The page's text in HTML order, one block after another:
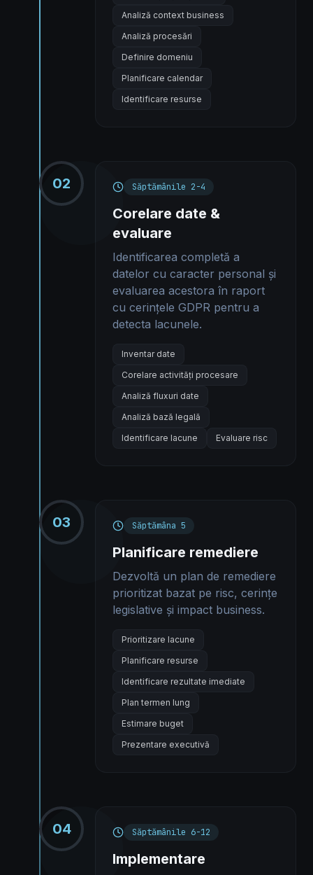
Analiză context business
Analiză procesări
Definire domeniu
Planificare calendar
Identificare resurse
02 Săptămânile 2-4
Corelare date &
evaluare
Identificarea completă a
datelor cu caracter personal și
evaluarea acestora în raport
cu cerințele GDPR pentru a
detecta lacunele.
Inventar date
Corelare activități procesare
Analiză fluxuri date
Analiză bază legală
Identificare lacune
Evaluare risc
03 Săptămâna 5
Planificare remediere
Dezvoltă un plan de remediere
prioritizat bazat pe risc, cerințe
legislative și impact business.
Prioritizare lacune
Planificare resurse
Identificare rezultate imediate
Plan termen lung
Estimare buget
Prezentare executivă
04 Săptămânile 6-12
Implementare